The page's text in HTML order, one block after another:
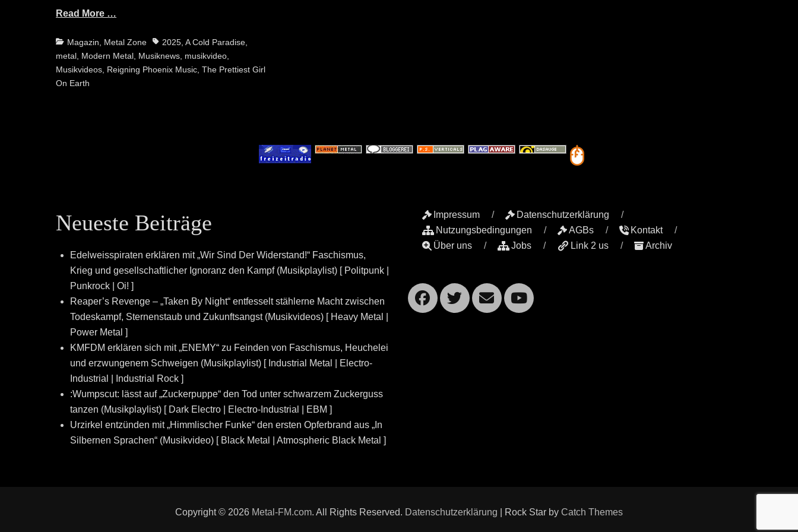
Read More …
Categories
Magazin, Metal Zone Tags2025,A Cold Paradise,
metal, Modern Metal, Musiknews, musikvideo,
Musikvideos, Reigning Phoenix Music,The Prettiest Girl
On Earth
Neueste Beiträge
Edelweisspiraten erklären mit „Wir Sind Der Widerstand!“ Faschismus,
Krieg und gesellschaftlicher Ignoranz den Kampf (Musikplaylist) [ Politpunk |
Punkrock | Oi! ]
Reaper’s Revenge – „Taken By Night“ entfesselt stählerne Macht zwischen
Todeskampf, Sternenstaub und Zukunftsangst (Musikvideos) [ Heavy Metal |
Power Metal ]
KMFDM erklären sich mit „ENEMY“ zu Feinden von Faschismus, Heuchelei
und erzwungenem Schweigen (Musikplaylist) [ Industrial Metal | Electro-
Industrial | Industrial Rock ]
:Wumpscut: lässt auf „Zuckerpuppe“ den Tod unter schwarzem Zuckerguss
tanzen (Musikplaylist) [ Dark Electro | Electro-Industrial | EBM ]
Urzirkel entzünden mit „Himmlischer Funke“ den ersten Opferbrand aus „In
Silbernen Sprachen“ (Musikvideo) [ Black Metal | Atmospheric Black Metal ]
Impressum
Datenschutzerklärung
Nutzungsbedingungen
AGBs
Kontakt
Über uns
Jobs Link 2 us Archiv
Facebook
Twitter
EmailYouTube
Copyright © 2026 Metal-FM.com. All Rights Reserved. Datenschutzerklärung | Rock Star by Catch Themes